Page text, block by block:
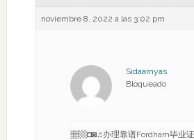
noviembre 8, 2022 a las 3:02 pm
Sidaamyas
Bloqueado
▦▩◘◙♫办理靠谱Fordham毕业